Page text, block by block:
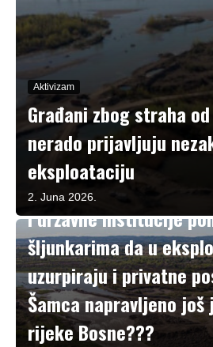
Aktivizam
Građani zbog straha
nerado prijavljuju
eksploataciju
2. Juna 2026.
U fokusu
I državne institucije
šljunkarima da u
uzurpiraju i privatne
Šamca napravljeno
rijeke Bosne???